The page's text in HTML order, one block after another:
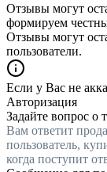
Отзывы могут
формируем
Отзывы могут
пользователи.
Если у Вас не
Авторизация
Задайте вопрос о
Вам ответит
пользователь,
когда поступит